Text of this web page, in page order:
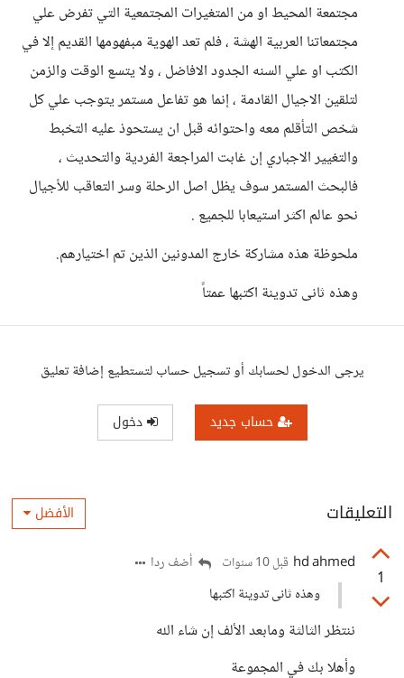
مجتمعة المحيط او من المتغيرات المجتمعية التي تفرض علي
مجتمعاتنا العربية الهشة ، فلم تعد الهوية مبفهومها القديم إلا في
الكتب او علي السنه الجدود الافاضل ، ولا يتسع الوقت والزمن
لتلقين الاجيال القادمة ، إنما هو تفاعل مستمر يتوجب علي كل
شخص التأقلم معه واحتوائه قبل ان يستحوذ عليه التخبط
والتغيير الاجباري إن غابت المراجعة الفردية والتحديث ،
فالبحث المستمر سوف يظل اصل الرحلة وسر التعاقب للأجيال
نحو عالم اكثر استيعابا للجميع .
ملحوظة هذه مشاركة خارج المدونين الذين تم اختيارهم.
وهذه ثانى تدوينة اكتبها عمتاً
يرجى الدخول لحسابك أو تسجيل حساب لتستطيع إضافة تعليق
حساب جديد دخول
التعليقات الأفضل
1
hd ahmed قبل 10 سنوات
أضف ردا
وهذه ثانى تدوينة اكتبها
ننتظر الثالثة ومابعد الألف إن شاء الله
وأهلا بك في المجموعة